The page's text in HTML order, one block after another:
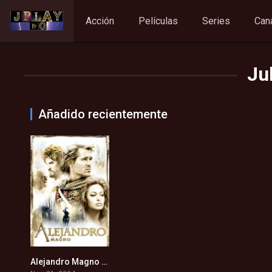
Acción Películas Series
Añadido recientemente
5.6Alejandro Magno (2004)